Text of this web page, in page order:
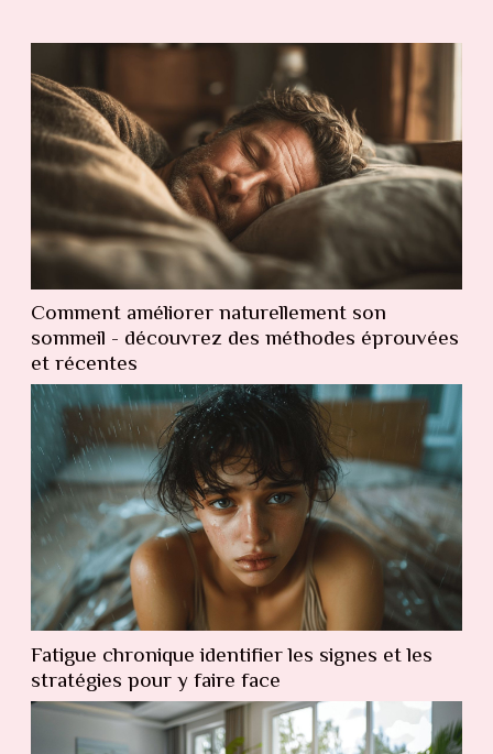
saga épique revêt une...
Comment améliorer naturellement son
sommeil - découvrez des méthodes éprouvées
et récentes
Fatigue chronique identifier les signes et les
stratégies pour y faire face